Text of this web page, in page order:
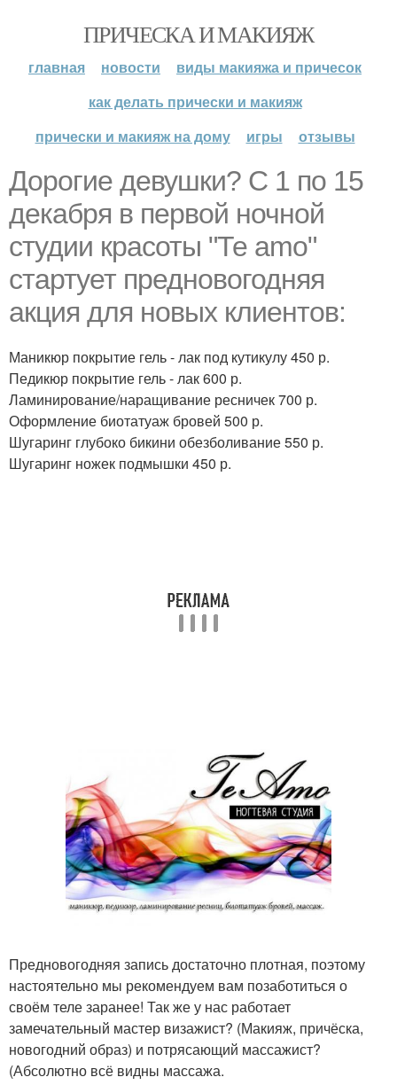
ПРИЧЕСКА И МАКИЯЖ
главная новости
виды макияжа и причесок
как делать прически и макияж
прически и макияж на дому
игры отзывы
Дорогие девушки? С 1 по 15
декабря в первой ночной
студии красоты "Те аmо"
стартует предновогодняя
акция для новых клиентов:
Маникюр покрытие гель - лак под кутикулу 450 р.
Педикюр покрытие гель - лак 600 р.
Ламинирование/наращивание ресничек 700 р.
Оформление биотатуаж бровей 500 р.
Шугаринг глубоко бикини обезболивание 550 р.
Шугаринг ножек подмышки 450 р.
Предновогодняя запись достаточно плотная, поэтому
настоятельно мы рекомендуем вам позаботиться о
своём теле заранее! Так же у нас работает
замечательный мастер визажист? (Макияж, причёска,
новогодний образ) и потрясающий массажист?
(Абсолютно всё видны массажа.